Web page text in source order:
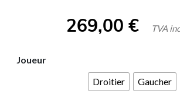
269,00 € TVA
Joueur
Droitier
Gaucher